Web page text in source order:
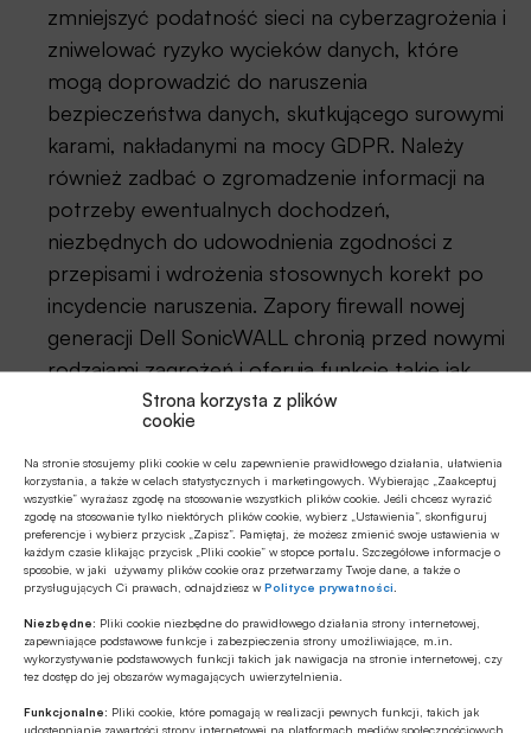
Strona korzysta z plików
cookie
Na stronie stosujemy pliki cookie w celu zapewnienie prawidłowego działania, ułatwienia
korzystania, a także w celach statystycznych i marketingowych. Wybierając „Zaakceptuj
wszystkie” wyrażasz zgodę na stosowanie wszystkich plików cookie. Jeśli chcesz wyrazić
zgodę na stosowanie tylko niektórych plików cookie, wybierz „Ustawienia”, skonfiguruj
preferencje i wybierz przycisk „Zapisz”. Pamiętaj, że możesz zmienić swoje ustawienia w
każdym czasie klikając przycisk „Pliki cookie” w stopce portalu. Szczegółowe informacje o
sposobie, w jaki używamy plików cookie oraz przetwarzamy Twoje dane, a także o
przysługujących Ci prawach, odnajdziesz wPolityce prywatności
Niezbędne: Pliki cookie niezbędne do prawidłowego działania strony internetowej,
zapewniające podstawowe funkcje i zabezpieczenia strony umożliwiające, m.in.
wykorzystywanie podstawowych funkcji takich jak nawigacja na stronie internetowej, czy
tez dostęp do jej obszarów wymagających uwierzytelnienia.
Funkcjonalne: Pliki cookie, które pomagają w realizacji pewnych funkcji, takich jak
udostępnianie zawartości strony internetowej na platformach mediów społecznościowych,
zmniejszyć podatność sieci na cyberzagrożenia i
zniwelować ryzyko wycieków danych, które
mogą doprowadzić do naruszenia
bezpieczeństwa danych, skutkującego surowymi
karami, nakładanymi na mocy GDPR. Należy
również zadbać o zgromadzenie informacji na
potrzeby ewentualnych dochodzeń,
niezbędnych do udowodnienia zgodności z
przepisami i wdrożenia stosownych korekt po
incydencie naruszenia. Zapory firewall nowej
generacji Dell SonicWALL chronią przed nowymi
rodzajami zagrożeń i oferują funkcje takie jak
głęboka inspekcja pakietów, szyfrowanie i
inspekcja sesji SSL w czasie rzeczywistym,
adaptacyjne wydzielone środowisko
uruchamiania aplikacji (sandbox) oraz pełna
kontrola i wizualizacja aplikacji.
Zapewnienie bezpiecznego dostępu
mobilnego.Warto wspierać bezpieczny
przepływ chronionych danych, jednocześnie
umożliwiając pracownikom dostęp do aplikacji i
danych biznesowych wtedy, gdy ich potrzebują,
w preferowany przez nich sposób i za pomocą